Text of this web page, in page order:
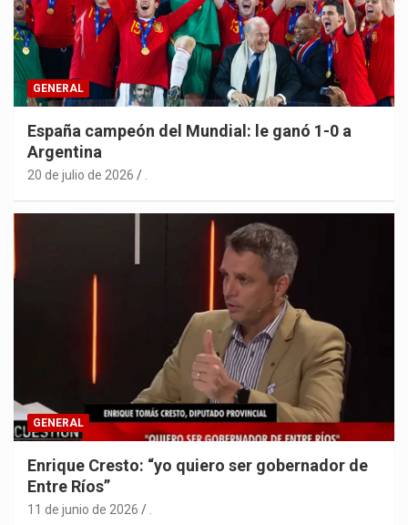
GENERAL
España campeón del Mundial: le ganó 1-0 a
Argentina
20 de julio de 2026
GENERAL
Enrique Cresto: “yo quiero ser gobernador de
Entre Ríos”
11 de junio de 2026 .